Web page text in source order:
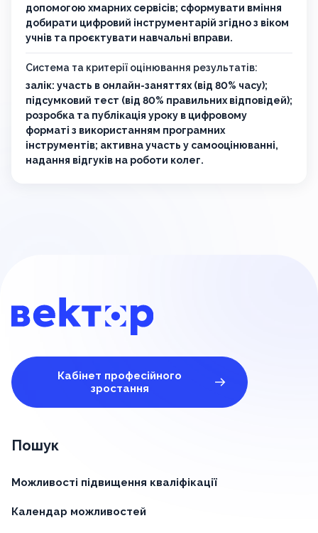
допомогою хмарних сервісів; сформувати вміння
добирати цифровий інструментарій згідно з віком
учнів та проєктувати навчальні вправи.
Система та критерії оцінювання результатів:
залік: участь в онлайн-заняттях (від 80% часу);
підсумковий тест (від 80% правильних відповідей);
розробка та публікація уроку в цифровому
форматі з використанням програмних
інструментів; активна участь у самооцінюванні,
надання відгуків на роботи колег.
Кабінет професійного
зростання
Пошук
Можливості підвищення кваліфікації
Календар можливостей